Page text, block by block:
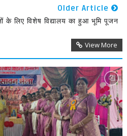
Older Article
के लिए विशेष विद्यालय का हुआ भूमि पूजन
View More